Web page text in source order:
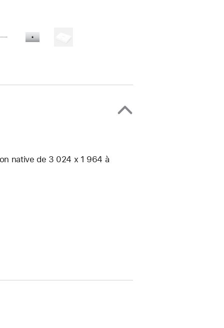
native de 3 024 x 1 964 à